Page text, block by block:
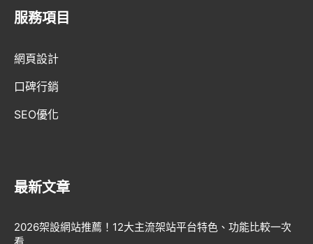
服務項目
網頁設計
口碑行銷
SEO優化
最新文章
2026架設網站推薦！12大主流架站平台特色、功能比較一次